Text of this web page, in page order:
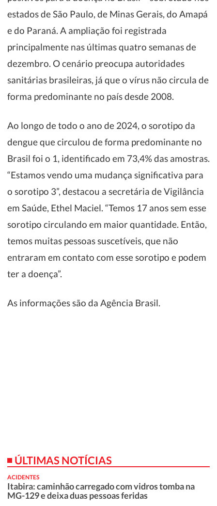
estados de São Paulo, de Minas Gerais, do Amapá
e do Paraná. A ampliação foi registrada
principalmente nas últimas quatro semanas de
dezembro. O cenário preocupa autoridades
sanitárias brasileiras, já que o vírus não circula de
forma predominante no país desde 2008.
Ao longo de todo o ano de 2024, o sorotipo da
dengue que circulou de forma predominante no
Brasil foi o 1, identificado em 73,4% das amostras.
“Estamos vendo uma mudança significativa para
o sorotipo 3”, destacou a secretária de Vigilância
em Saúde, Ethel Maciel. “Temos 17 anos sem esse
sorotipo circulando em maior quantidade. Então,
temos muitas pessoas suscetíveis, que não
entraram em contato com esse sorotipo e podem
ter a doença”.
As informações são da Agência Brasil.
ÚLTIMAS NOTÍCIAS
ACIDENTES
Itabira: caminhão carregado com vidros tomba na
MG-129 e deixa duas pessoas feridas